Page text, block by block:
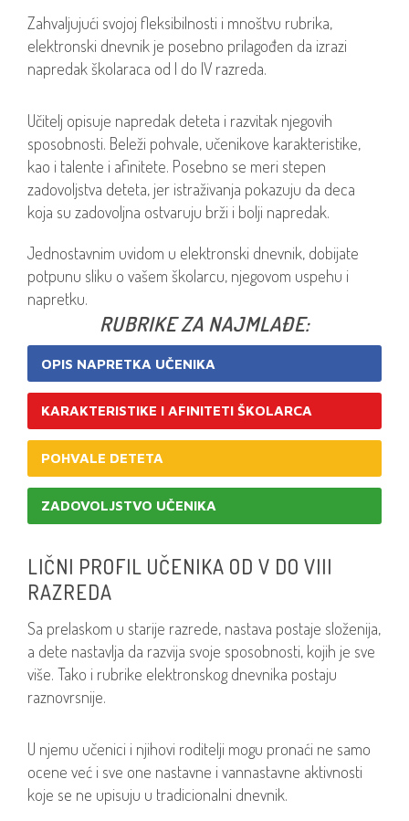
Zahvaljujući svojoj fleksibilnosti i mnoštvu rubrika,
elektronski dnevnik je posebno prilagođen da izrazi
napredak školaraca od I do IV razreda.
Učitelj opisuje napredak deteta i razvitak njegovih
sposobnosti. Beleži pohvale, učenikove karakteristike,
kao i talente i afinitete. Posebno se meri stepen
zadovoljstva deteta, jer istraživanja pokazuju da deca
koja su zadovoljna ostvaruju brži i bolji napredak.
Jednostavnim uvidom u elektronski dnevnik, dobijate
potpunu sliku o vašem školarcu, njegovom uspehu i
napretku.
RUBRIKE ZA NAJMLAĐE:
OPIS NAPRETKA UČENIKA
KARAKTERISTIKE I AFINITETI ŠKOLARCA
POHVALE DETETA
ZADOVOLJSTVO UČENIKA
LIČNI PROFIL UČENIKA OD V DO VIII
RAZREDA
Sa prelaskom u starije razrede, nastava postaje složenija,
a dete nastavlja da razvija svoje sposobnosti, kojih je sve
više. Tako i rubrike elektronskog dnevnika postaju
raznovrsnije.
U njemu učenici i njihovi roditelji mogu pronaći ne samo
ocene već i sve one nastavne i vannastavne aktivnosti
koje se ne upisuju u tradicionalni dnevnik.